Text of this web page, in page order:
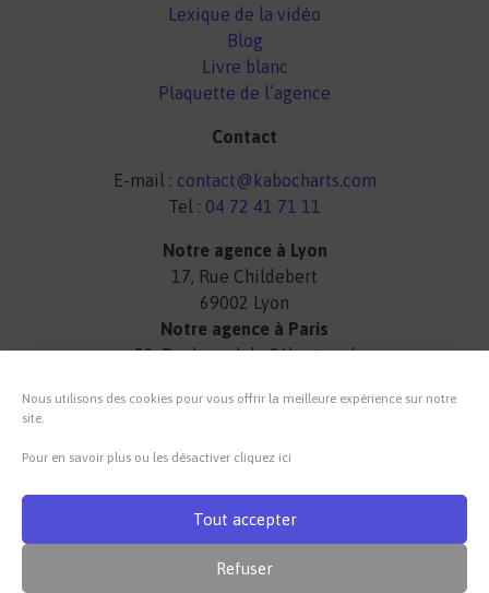
Nous utilisons des cookies pour vous offrir la meilleure expérience sur notre
site.
Pour en savoir plus ou les désactiver cliquez ici
Tout accepter
Refuser
Lexique de la vidéo
Blog
Livre blanc
Plaquette de l’agence
Contact
E-mail : contact@kabocharts.com
Tel : 04 72 41 71 11
Notre agence à Lyon
17, Rue Childebert
69002 Lyon
Notre agence à Paris
52, Boulevard de Sébastopol
© 2017-2026 SAS Kabocharts Vidéo